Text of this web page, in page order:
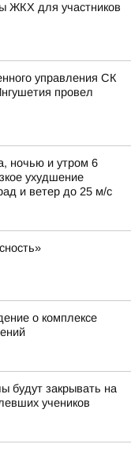
ЖКХ для участников
управления СК
провел
ночью и утром 6
ухудшение
и ветер до 25 м/с
о комплексе
будут закрывать на
учеников